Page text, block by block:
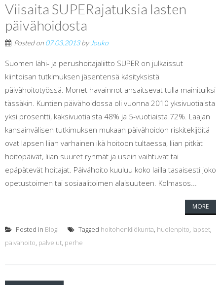
Viisaita SUPERajatuksia lasten
päivähoidosta
Posted on 07.03.2013by Jouko
Suomen lähi- ja perushoitajaliitto SUPER on julkaissut
kiintoisan tutkimuksen jäsentensä käsityksistä
päivähoitotyössä. Monet havainnot ansaitsevat tulla mainituiksi
tässäkin. Kuntien päivähoidossa oli vuonna 2010 yksivuotiaista
yksi prosentti, kaksivuotiaista 48% ja 5-vuotiaista 72%. Laajan
kansainvälisen tutkimuksen mukaan päivähoidon riskitekijöitä
ovat lapsen liian varhainen ikä hoitoon tultaessa, liian pitkät
hoitopäivät, liian suuret ryhmät ja usein vaihtuvat tai
epäpätevät hoitajat. Päivähoito kuuluu koko lailla tasaisesti joko
opetustoimen tai sosiaalitoimen alaisuuteen. Kolmasos...
MORE
Posted in Blogi Tagged hoitohenkilökunta, huolenpito, lapset,
päivähoito, palvelut, perhe